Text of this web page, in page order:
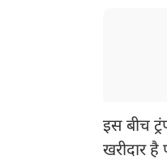
इस बीच
खरीदार है